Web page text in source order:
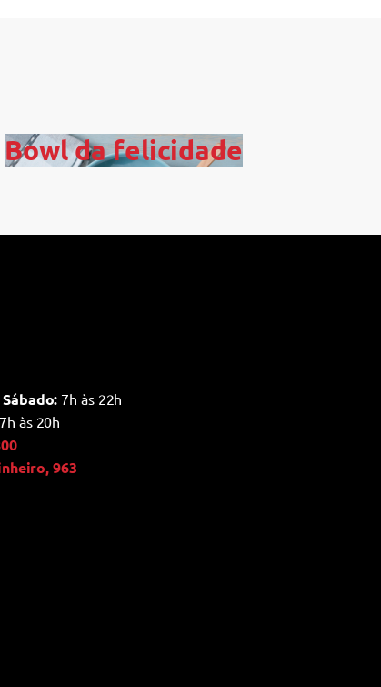
Bowl da felicidade
7h às 22h
7h às 20h
963